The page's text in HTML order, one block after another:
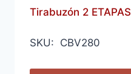
Tirabuzón 2 ETAPAS
SKU: CBV280